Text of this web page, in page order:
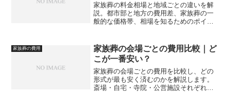
家族葬の料金相場と地域ごとの違いを解
説。都市部と地方の費用差、家族葬の一
般的な価格帯、相場を知るためのポイン
家族葬の費用
家族葬の会場ごとの費用比較｜ど
こが一番安い？
家族葬の会場ごとの費用を比較し、どの
形式が最も安く済むのかを解説します。
斎場・自宅・寺院・公営施設それぞれの